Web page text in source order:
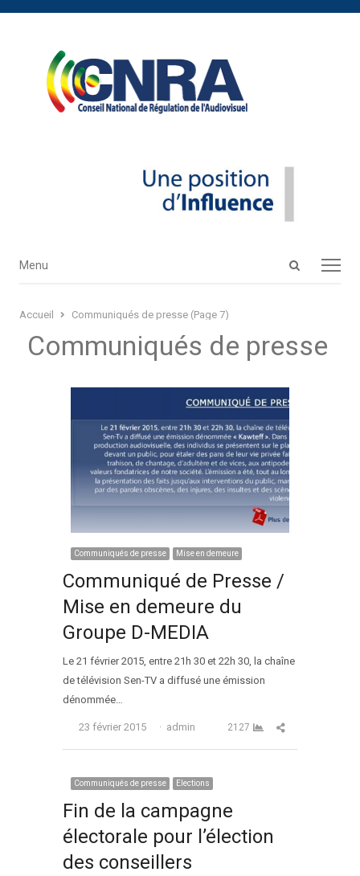
Open
Menu
Menu
Accueil Communiqués de presse (Page 7)
Communiqués de presse
Communiqués de presse Mise en demeure
Communiqué de Presse /
Mise en demeure du
Groupe D-MEDIA
Le 21 février 2015, entre 21h 30 et 22h 30, la chaîne
de télévision Sen-TV a diffusé une émission
dénommée…
23 février 2015 Auteur
admin 2127 Partager cet
Communiqués de presse Elections
Fin de la campagne
électorale pour l’élection
des conseillers